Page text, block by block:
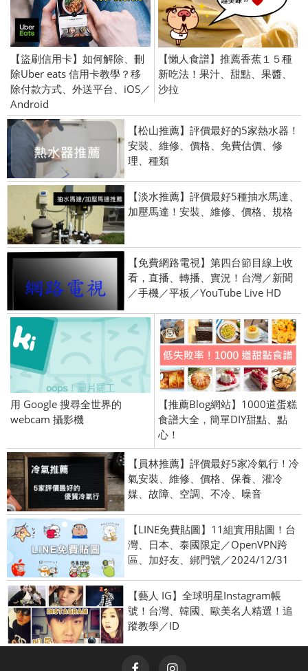
【盜刷信用卡】如何解除、刪
除Uber eats 信用卡教學？移
除付款方式、外送平台、iOS／
Android
【懶人食譜】推薦香蕉１５種
新吃法！果汁、甜點、果醬、
沙拉
【松山推薦】評價最好的5家熱水器！
安裝、維修、價格、免費估價、修
理、種類
【淡水推薦】評價最好5種抽水馬達、
加壓馬達！安裝、維修、價格、規格
【免費網路電視】第四台節目線上收
看，直播、轉播、實況！台灣／新聞
／手機／平板／YouTube Live HD
用 Google 搜尋全世界的
webcam 攝影機
【推薦Blog網站】1000道蛋糕
食譜大全，簡單DIY甜點、點
心！
【員林推薦】評價最好5家冷氣行！冷
氣安裝、維修、價格、保養、灌冷
媒、故障、空調、不冷、噪音
【LINE免費貼圖】11組實用貼圖！台
灣、日本、泰國限定／OpenVPN跨
區、加好友、綁門號／2024/12/31
【藝人 IG】全球明星Instagram帳
號！台灣、韓國、歐美名人精選！追
蹤教學／ID